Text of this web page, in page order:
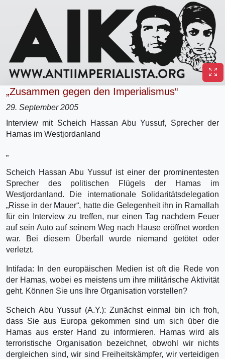
„Zusammen gegen den Imperialismus“
29. September 2005
Interview mit Scheich Hassan Abu Yussuf, Sprecher der
Hamas im Westjordanland
„
Scheich Hassan Abu Yussuf ist einer der prominentesten
Sprecher des politischen Flügels der Hamas im
Westjordanland. Die internationale Solidaritätsdelegation
„Risse in der Mauer“, hatte die Gelegenheit ihn in Ramallah
für ein Interview zu treffen, nur einen Tag nachdem Feuer
auf sein Auto auf seinem Weg nach Hause eröffnet worden
war. Bei diesem Überfall wurde niemand getötet oder
verletzt.
Intifada: In den europäischen Medien ist oft die Rede von
der Hamas, wobei es meistens um ihre militärische Aktivität
geht. Können Sie uns Ihre Organisation vorstellen?
Scheich Abu Yussuf (A.Y.): Zunächst einmal bin ich froh,
dass Sie aus Europa gekommen sind um sich über die
Hamas aus erster Hand zu informieren. Hamas wird als
terroristische Organisation bezeichnet, obwohl wir nichts
dergleichen sind, wir sind Freiheitskämpfer, wir verteidigen